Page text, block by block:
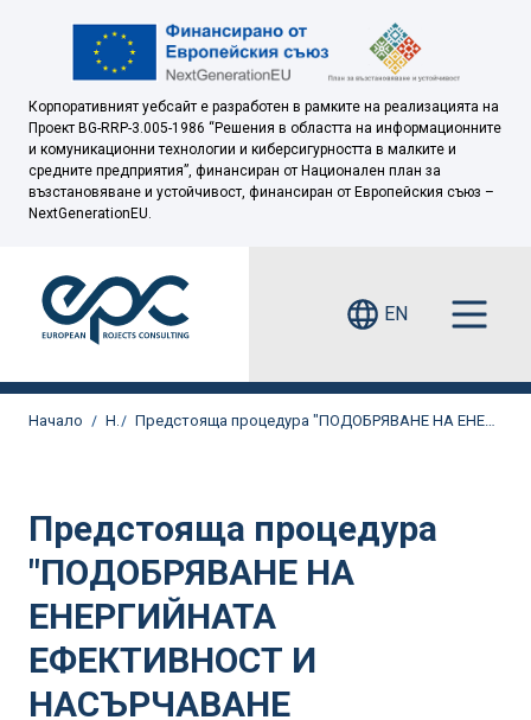
Корпоративният уебсайт е разработен в рамките на реализацията на
Проект BG-RRP-3.005-1986 “Решения в областта на информационните
и комуникационни технологии и киберсигурността в малките и
средните предприятия”, финансиран от Национален план за
възстановяване и устойчивост, финансиран от Европейския съюз –
NextGenerationEU.
EN
Начало Новини
Предстояща процедура
"ПОДОБРЯВАНЕ НА
ЕНЕРГИЙНАТА
ЕФЕКТИВНОСТ И
НАСЪРЧАВАНЕ